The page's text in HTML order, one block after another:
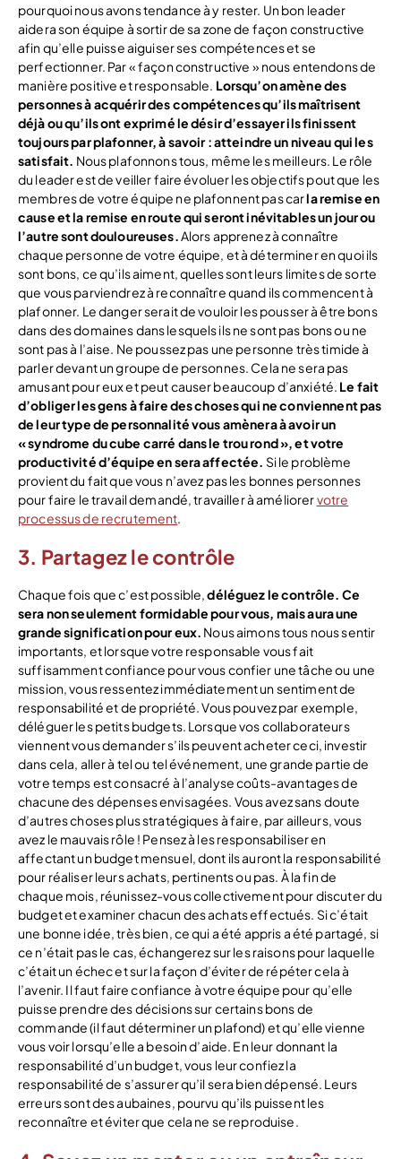
pourquoi nous avons tendance à y rester. Un bon leader
aidera son équipe à sortir de sa zone de façon constructive
afin qu’elle puisse aiguiser ses compétences et se
perfectionner. Par « façon constructive » nous entendons de
manière positive et responsable. Lorsqu’on amène des
personnes à acquérir des compétences qu’ils maîtrisent
déjà ou qu’ils ont exprimé le désir d’essayer ils finissent
toujours par plafonner, à savoir : atteindre un niveau qui les
satisfait. Nous plafonnons tous, même les meilleurs. Le rôle
du leader est de veiller faire évoluer les objectifs pout que les
membres de votre équipe ne plafonnent pas carla remise en
cause et la remise en route qui seront inévitables un jour ou
l’autre sont douloureuses.Alors apprenez à connaître
chaque personne de votre équipe, et à déterminer en quoi ils
sont bons, ce qu’ils aiment, quelles sont leurs limites de sorte
que vous parviendrez à reconnaître quand ils commencent à
plafonner. Le danger serait de vouloir les pousser à être bons
dans des domaines dans lesquels ils ne sont pas bons ou ne
sont pas à l’aise. Ne poussez pas une personne très timide à
parler devant un groupe de personnes. Cela ne sera pas
amusant pour eux et peut causer beaucoup d’anxiété. Le fait
d’obliger les gens à faire des choses qui ne conviennent pas
de leur type de personnalité vous amènera à avoir un
« syndrome du cube carré dans le trou rond », et votre
productivité d’équipe en sera affectée. Si le problème
provient du fait que vous n’avez pas les bonnes personnes
pour faire le travail demandé, travailler à améliorervotre
processus de recrutement.
3. Partagez le contrôle
Chaque fois que c’est possible,déléguez le contrôle. Ce
sera non seulement formidable pour vous, mais aura une
grande signification pour eux. Nous aimons tous nous sentir
importants, et lorsque votre responsable vous fait
suffisamment confiance pour vous confier une tâche ou une
mission, vous ressentez immédiatement un sentiment de
responsabilité et de propriété. Vous pouvez par exemple,
déléguer les petits budgets. Lorsque vos collaborateurs
viennent vous demander s’ils peuvent acheter ceci, investir
dans cela, aller à tel ou tel événement, une grande partie de
votre temps est consacré à l’analyse coûts-avantages de
chacune des dépenses envisagées. Vous avez sans doute
d’autres choses plus stratégiques à faire, par ailleurs, vous
avez le mauvais rôle ! Pensez à les responsabiliser en
affectant un budget mensuel, dont ils auront la responsabilité
pour réaliser leurs achats, pertinents ou pas. À la fin de
chaque mois, réunissez-vous collectivement pour discuter du
budget et examiner chacun des achats effectués. Si c’était
une bonne idée, très bien, ce qui a été appris a été partagé, si
ce n’était pas le cas, échangerez sur les raisons pour laquelle
c’était un échec et sur la façon d’éviter de répéter cela à
l’avenir. Il faut faire confiance à votre équipe pour qu’elle
puisse prendre des décisions sur certains bons de
commande (il faut déterminer un plafond) et qu’elle vienne
vous voir lorsqu’elle a besoin d’aide. En leur donnant la
responsabilité d’un budget, vous leur confiez la
responsabilité de s’assurer qu’il sera bien dépensé. Leurs
erreurs sont des aubaines, pourvu qu’ils puissent les
reconnaître et éviter que cela ne se reproduise.